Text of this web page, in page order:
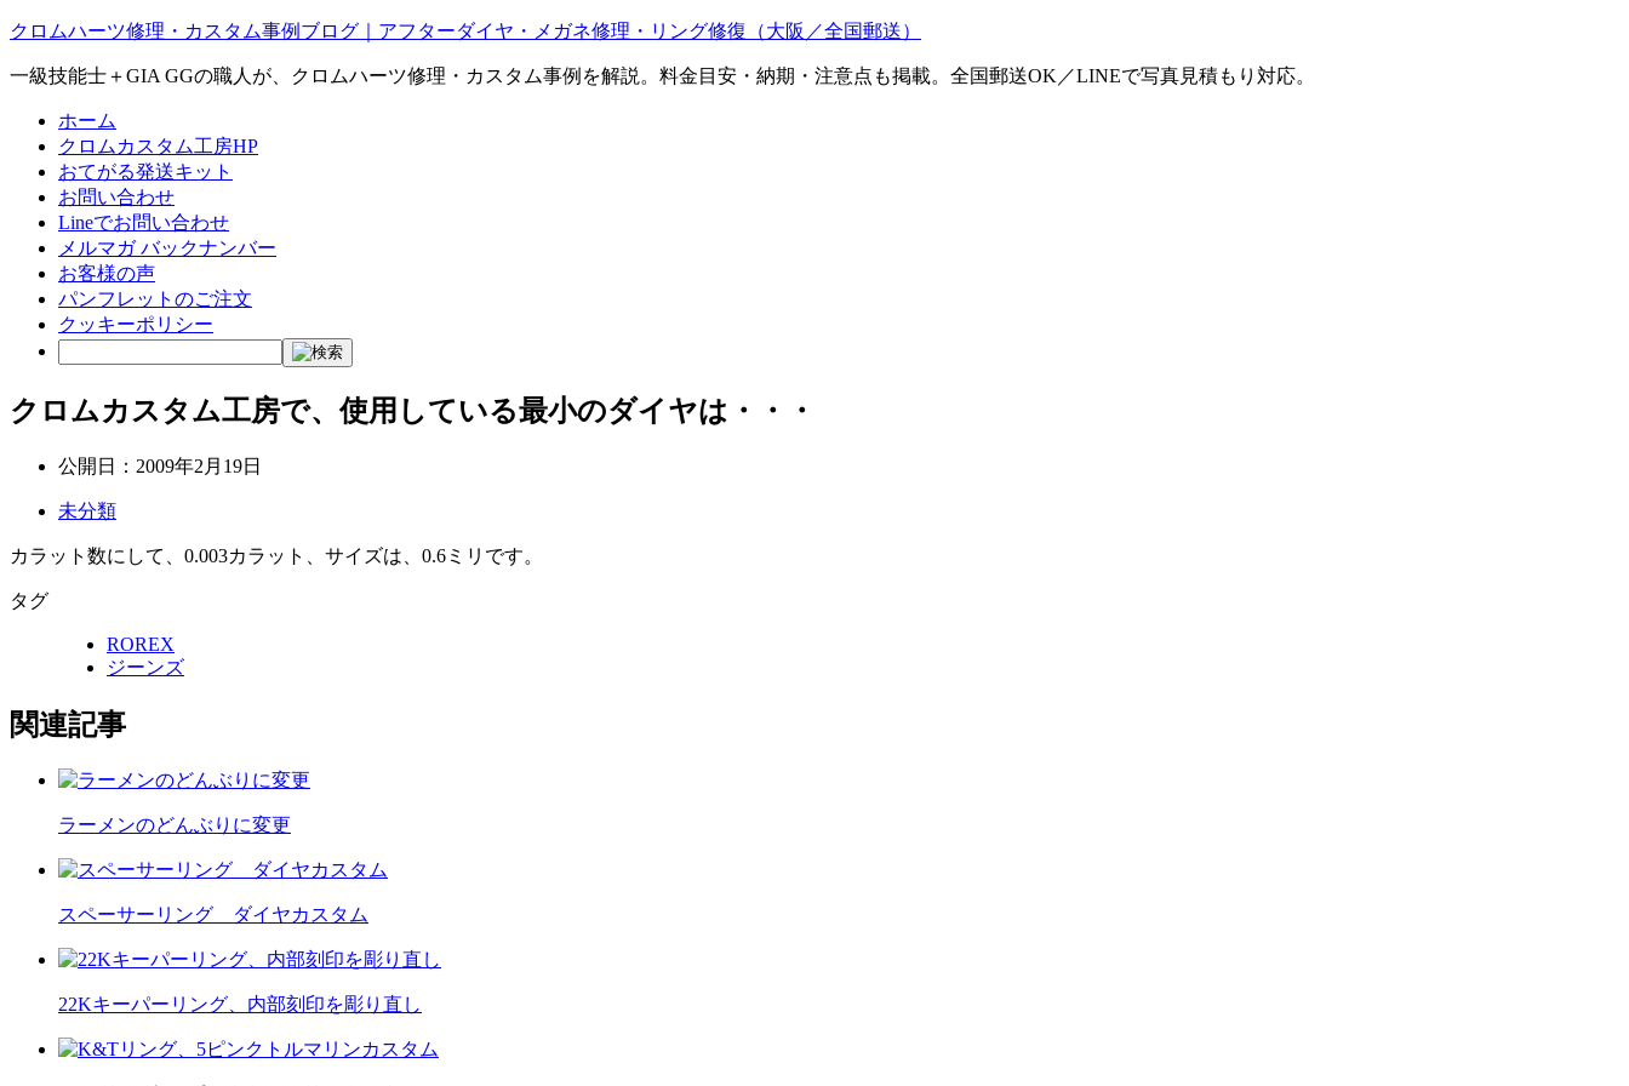
クロムハーツ修理・カスタム事例ブログ｜アフターダイヤ・メガネ修理・リング修復（大阪／全国郵送）
一級技能士＋GIA GGの職人が、クロムハーツ修理・カスタム事例を解説。料金目安・納期・注意点も掲載。全国郵送OK／LINEで写真見積もり対応。
ホーム
クロムカスタム工房HP
おてがる発送キット
お問い合わせ
Lineでお問い合わせ
メルマガ バックナンバー
お客様の声
パンフレットのご注文
クッキーポリシー
クロムカスタム工房で、使用している最小のダイヤは・・・
公開日： 2009年2月19日
未分類
カラット数にして、0.003カラット、サイズは、0.6ミリです。
タグ
ROREX
ジーンズ
関連記事
ラーメンのどんぶりに変更
スペーサーリング ダイヤカスタム
22Kキーパーリング、内部刻印を彫り直し